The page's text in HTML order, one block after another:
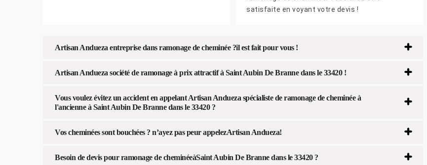
satisfaite en voyant votre devis !
Artisan Andueza entreprise dans ramonage de cheminée ?il est fait pour vous !
Artisan Andueza société de ramonage à prix attractif à Saint Aubin De Branne dans le 33420 !
Vous voulez évitez un accident en appelant Artisan Andueza spécialiste de ramonage de cheminée à
l'ancienne à Saint Aubin De Branne dans le 33420 ?
Vos cheminées sont bouchées ? n’ayez pas peur appelezArtisan Andueza!
Besoin de devis pour ramonage de cheminéeàSaint Aubin De Branne dans le 33420 ?